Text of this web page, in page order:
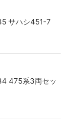
サハシ451-7
475系3両セッ